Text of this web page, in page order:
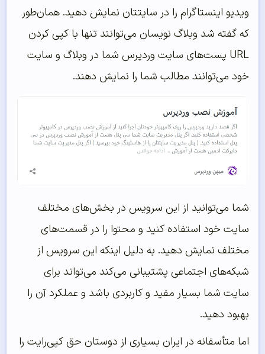
ویدیو اینستاگرام را در سایتتان نمایش دهید. همان‌طور
که گفته شد وبلاگ نویسان می‌توانند تنها با کپی کردن
URL پست‌های سایت وردپرس شما در وبلاگ و سایت
خود می‌توانند مطالب شما را نمایش دهند.
شما می‌توانید از این سرویس در بخش‌های مختلف
سایت خود استفاده کنید و محتوا را در قسمت‌های
مختلف نمایش دهید. به دلیل اینکه این سرویس از
شبکه‌های اجتماعی پشتیبانی می‌کند می‌تواند برای
سایت شما بسیار مفید و کاربردی باشد و عملکرد آن را
بهبود دهید.
اما متأسفانه در ایران بسیاری از دوستان حق کپی‌رایت را